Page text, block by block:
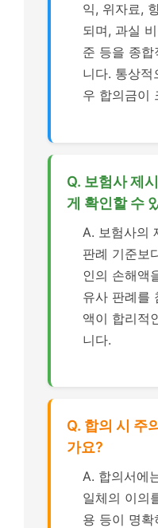
익, 위자료,
되며, 과실
준 등을 종합
니다. 통상적
우 합의금이
Q. 보험사 제
게 확인할 수
A. 보험사의
판례 기준보
인의 손해액
유사 판례를
액이 합리적
니다.
Q. 합의 시 주
가요?
A. 합의서에
일체의 이의
용 등이 명